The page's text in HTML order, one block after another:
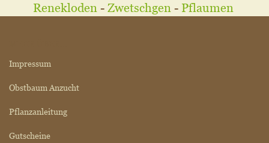
Renekloden- Zwetschgen - Pflaumen
Impressum
Obstbaum Anzucht
Pflanzanleitung
Gutscheine